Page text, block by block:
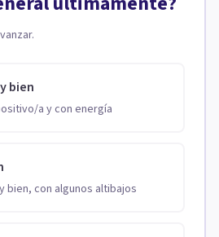
bien
a y con energía
bien, con algunos altibajos